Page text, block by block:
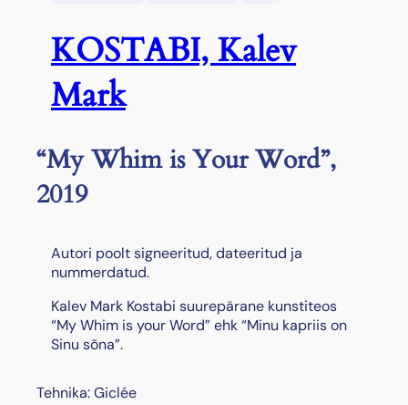
KOSTABI, Kalev
Mark
“My Whim is Your Word”,
2019
Autori poolt signeeritud, dateeritud ja
nummerdatud.
Kalev Mark Kostabi suurepärane kunstiteos
“My Whim is your Word” ehk “Minu kapriis on
Sinu sõna”.
Tehnika: Giclée